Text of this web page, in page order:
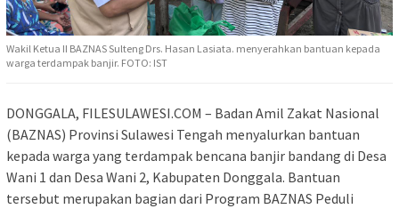
Wakil Ketua II BAZNAS Sulteng Drs. Hasan Lasiata. menyerahkan bantuan kepada
warga terdampak banjir. FOTO: IST
DONGGALA, FILESULAWESI.COM – Badan Amil Zakat Nasional
(BAZNAS) Provinsi Sulawesi Tengah menyalurkan bantuan
kepada warga yang terdampak bencana banjir bandang di Desa
Wani 1 dan Desa Wani 2, Kabupaten Donggala. Bantuan
tersebut merupakan bagian dari Program BAZNAS Peduli